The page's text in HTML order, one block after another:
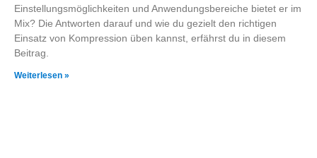
Einstellungsmöglichkeiten und Anwendungsbereiche bietet er im
Mix? Die Antworten darauf und wie du gezielt den richtigen
Einsatz von Kompression üben kannst, erfährst du in diesem
Beitrag.
Weiterlesen »